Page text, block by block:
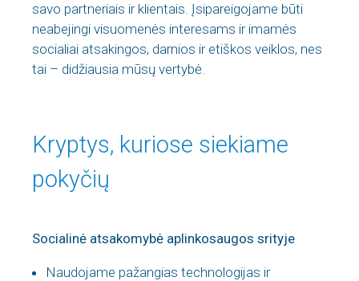
savo partneriais ir klientais. Įsipareigojame būti
neabejingi visuomenės interesams ir imamės
socialiai atsakingos, darnios ir etiškos veiklos, nes
tai – didžiausia mūsų vertybė.
Kryptys, kuriose siekiame
pokyčių
aplinkosaugos
Socialinė atsakomybė aplinkosaugos srityje
Naudojame pažangias technologijas ir